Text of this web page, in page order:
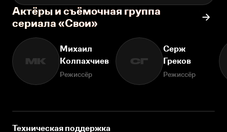
Актёры и съёмочная группа
сериала «Свои»
МК
Михаил
Колпахчиев
Режиссёр
СГ
Серж
Греков
Режиссёр
Техническая поддержка